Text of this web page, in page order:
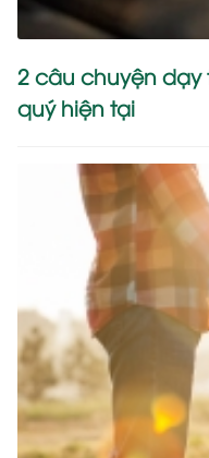
2 câu chuyện
quý hiện tại